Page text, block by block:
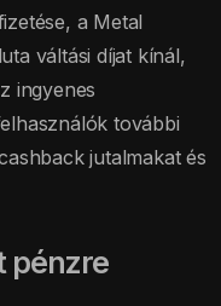
a Metal
váltási díjat kínál,
ingyenes
további
jutalmakat és
pénzre